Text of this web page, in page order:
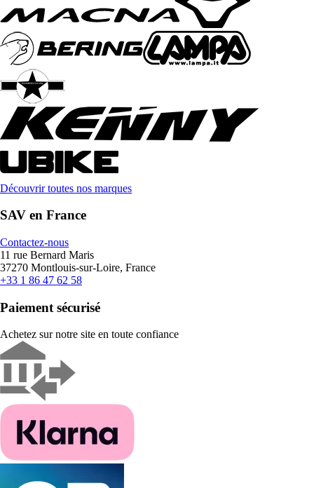
Découvrir toutes nos marques
SAV en France
Contactez-nous
11 rue Bernard Maris
37270 Montlouis-sur-Loire, France
+33 1 86 47 62 58
Paiement sécurisé
Achetez sur notre site en toute confiance